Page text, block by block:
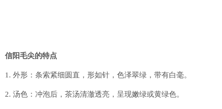
信阳毛尖的特点
1. 外形：条索紧细圆直，形如针，色泽翠绿，带有白毫。
2. 汤色：冲泡后，茶汤清澈透亮，呈现嫩绿或黄绿色。